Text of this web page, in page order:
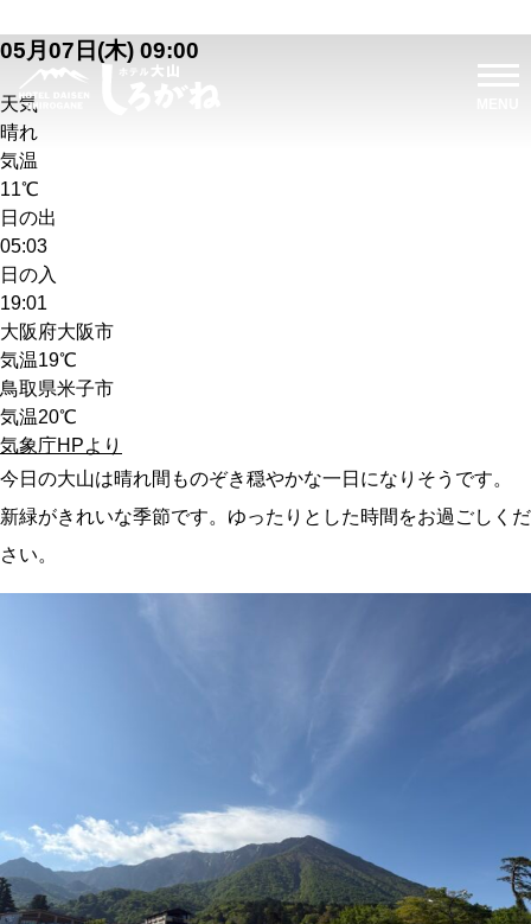
05月07日(木) 09:00
天気
晴れ
気温
11℃
日の出
05:03
日の入
19:01
大阪府大阪市
気温19℃
鳥取県米子市
気温20℃
気象庁HPより
今日の大山は晴れ間ものぞき穏やかな一日になりそうです。
新緑がきれいな季節です。ゆったりとした時間をお過ごしくだ
さい。